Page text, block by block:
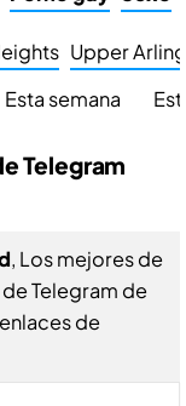
Upper
Esta semana
Telegram
, Los mejores de
Telegram de
de